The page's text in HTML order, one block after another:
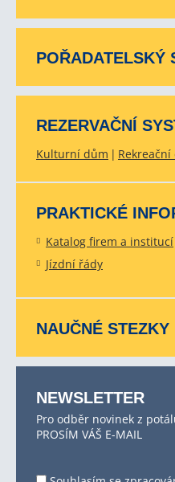
POŘADATELSKÝ
REZERVAČNÍ
Kulturní dům Rekreační
PRAKTICKÉ
Katalog firem a institucí
Jízdní řády
NAUČNÉ STEZKY
NEWSLETTER
Pro odběr novinek z
PROSÍM VÁŠ E-MAIL